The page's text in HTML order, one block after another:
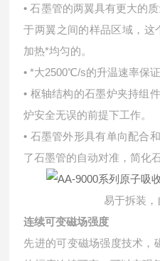
• 石墨管的两翼具有更大的
于两翼之间的样品区域，这
加热*均匀的。
• *大2500℃/s的升温速率保
• 枢轴结构的石墨炉夹持组
炉安全无误的前提下工作。
• 石墨管外形具有单向配合
了石墨管的自动对准，简化
易于拆装
连续可变磁场强度
先进的可变磁场强度技术，